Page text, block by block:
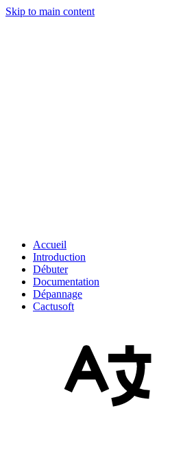
Skip to main content
Accueil
Introduction
Débuter
Documentation
Dépannage
Cactusoft